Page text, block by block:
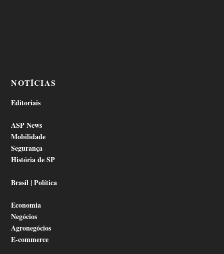
NOTÍCIAS
Editoriais
ASP News
Mobilidade
Segurança
História de SP
Brasil | Política
Economia
Negócios
Agronegócios
E-commerce